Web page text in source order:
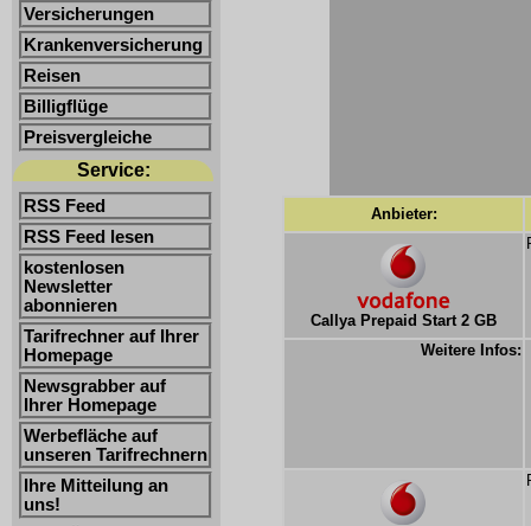
Versicherungen
Krankenversicherung
Reisen
Billigflüge
Preisvergleiche
Service:
RSS Feed
RSS Feed lesen
kostenlosen
Newsletter
abonnieren
Tarifrechner auf Ihrer
Homepage
Newsgrabber auf
Ihrer Homepage
Werbefläche auf
unseren Tarifrechnern
Ihre Mitteilung an
uns!
Anbieter:
Callya Prepaid Start 2 GB
Weitere Infos: